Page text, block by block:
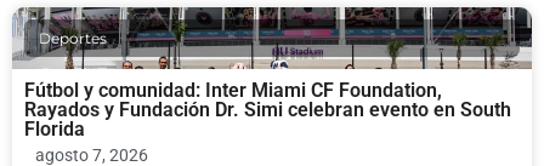
Deportes
Fútbol y comunidad: Inter Miami CF Foundation,
Rayados y Fundación Dr. Simi celebran evento en South
Florida
agosto 7, 2026